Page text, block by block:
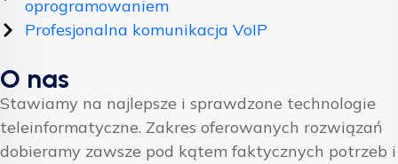
oprogramowaniem
Profesjonalna komunikacja VoIP
O nas
Stawiamy na najlepsze i sprawdzone technologie
teleinformatyczne. Zakres oferowanych rozwiązań
dobieramy zawsze pod kątem faktycznych potrzeb i